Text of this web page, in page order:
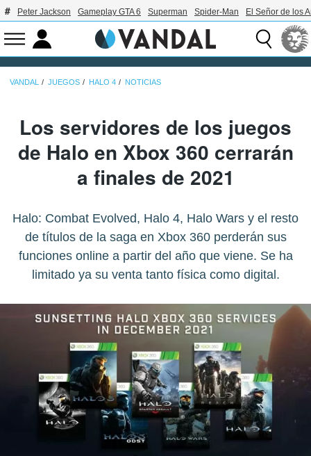
Peter Jackson Gameplay GTA 6 Superman Spider-Man El Señor de los
VANDAL JUEGOS HALO 4 NOTICIAS
Los servidores de los juegos
de Halo en Xbox 360 cerrarán
a finales de 2021
Halo: Combat Evolved, Halo 4, Halo Wars y el resto
de títulos de la saga en Xbox 360 perderán sus
funciones online a partir del año que viene. Se ha
limitado ya su venta tanto física como digital.